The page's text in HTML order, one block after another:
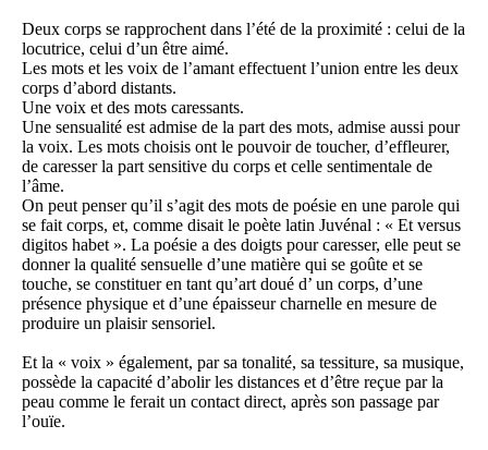
Deux corps se rapprochent dans l’été de la proximité : celui de la
locutrice, celui d’un être aimé.
Les mots et les voix de l’amant effectuent l’union entre les deux
corps d’abord distants.
Une voix et des mots caressants.
Une sensualité est admise de la part des mots, admise aussi pour
la voix. Les mots choisis ont le pouvoir de toucher, d’effleurer,
de caresser la part sensitive du corps et celle sentimentale de
l’âme.
On peut penser qu’il s’agit des mots de poésie en une parole qui
se fait corps, et, comme disait le poète latin Juvénal : « Et versus
digitos habet ». La poésie a des doigts pour caresser, elle peut se
donner la qualité sensuelle d’une matière qui se goûte et se
touche, se constituer en tant qu’art doué d’ un corps, d’une
présence physique et d’une épaisseur charnelle en mesure de
produire un plaisir sensoriel.
Et la « voix » également, par sa tonalité, sa tessiture, sa musique,
possède la capacité d’abolir les distances et d’être reçue par la
peau comme le ferait un contact direct, après son passage par
l’ouïe.